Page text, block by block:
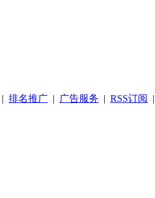
| 排名推广 | 广告服务 | RSS订阅 |